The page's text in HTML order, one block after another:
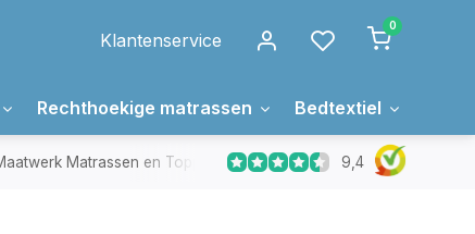
Klantenservice
0
Rechthoekige matrassen Bedtextiel
Matrassen en Toppers In Nederland gemaakt
9,4